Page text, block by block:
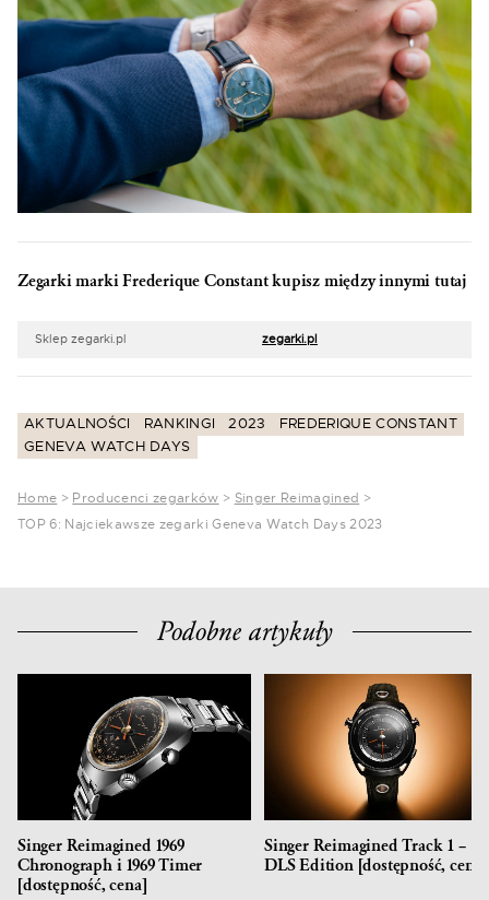
Zegarki marki Frederique Constant kupisz między innymi tutaj
Sklep zegarki.pl zegarki.pl
AKTUALNOŚCI RANKINGI 2023
FREDERIQUE CONSTANT
GENEVA WATCH DAYS
Home > Producenci zegarków > Singer Reimagined >
TOP 6: Najciekawsze zegarki Geneva Watch Days 2023
Podobne artykuły
Singer Reimagined 1969
Chronograph i 1969 Timer
[dostępność, cena]
Singer Reimagined Track 1 –
DLS Edition [dostępność, cena]